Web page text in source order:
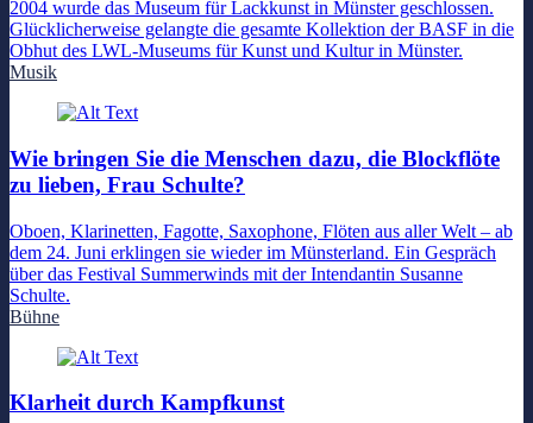
2004 wurde das Museum für Lackkunst in Münster geschlossen.
Glücklicherweise gelangte die gesamte Kollektion der BASF in die
Obhut des LWL-Museums für Kunst und Kultur in Münster.
Musik
Wie bringen Sie die Menschen dazu, die Blockflöte
zu lieben, Frau Schulte?
Oboen, Klarinetten, Fagotte, Saxophone, Flöten aus aller Welt – ab
dem 24. Juni erklingen sie wieder im Münsterland. Ein Gespräch
über das Festival Summerwinds mit der Intendantin Susanne
Schulte.
Bühne
Klarheit durch Kampfkunst